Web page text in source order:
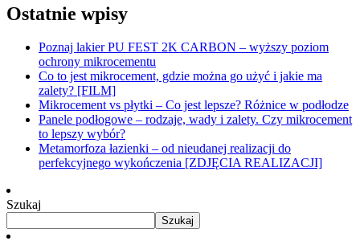
Ostatnie wpisy
Poznaj lakier PU FEST 2K CARBON – wyższy poziom
ochrony mikrocementu
Co to jest mikrocement, gdzie można go użyć i jakie ma
zalety? [FILM]
Mikrocement vs płytki – Co jest lepsze? Różnice w podłodze
Panele podłogowe – rodzaje, wady i zalety. Czy mikrocement
to lepszy wybór?
Metamorfoza łazienki – od nieudanej realizacji do
perfekcyjnego wykończenia [ZDJĘCIA REALIZACJI]
Szukaj
Szukaj